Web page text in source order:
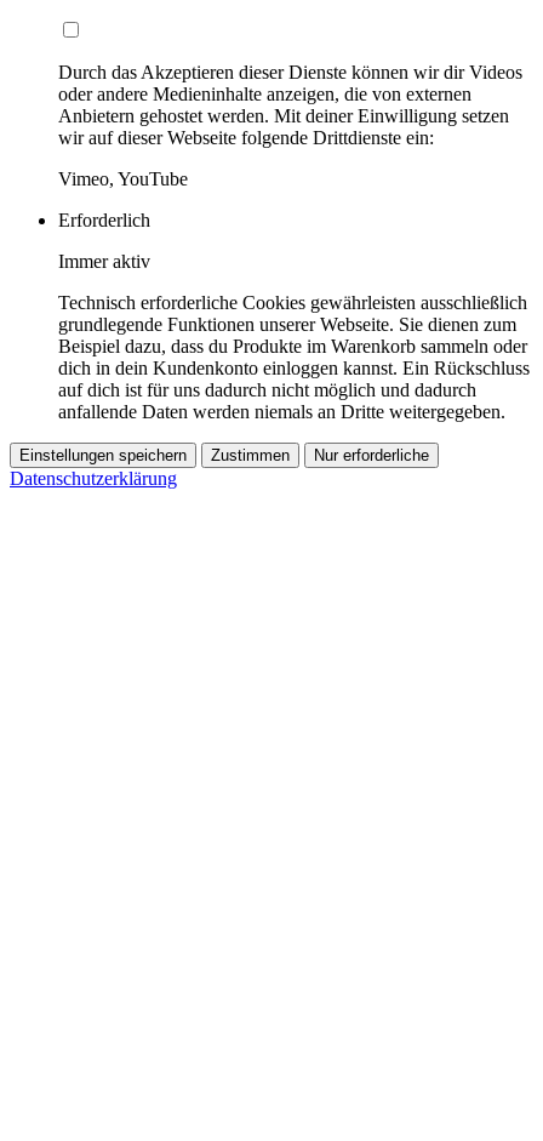
Durch das Akzeptieren dieser Dienste können wir dir Videos
oder andere Medieninhalte anzeigen, die von externen
Anbietern gehostet werden. Mit deiner Einwilligung setzen
wir auf dieser Webseite folgende Drittdienste ein:
Vimeo, YouTube
Erforderlich
Immer aktiv
Technisch erforderliche Cookies gewährleisten ausschließlich
grundlegende Funktionen unserer Webseite. Sie dienen zum
Beispiel dazu, dass du Produkte im Warenkorb sammeln oder
dich in dein Kundenkonto einloggen kannst. Ein Rückschluss
auf dich ist für uns dadurch nicht möglich und dadurch
anfallende Daten werden niemals an Dritte weitergegeben.
Einstellungen speichern Zustimmen Nur erforderliche
Datenschutzerklärung